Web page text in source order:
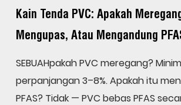
Kain Tenda PVC: Apakah
Mengupas, Atau Mengandung
SEBUAHpakah PVC meregang?
perpanjangan 3–8%. Apakah itu
PFAS? Tidak — PVC bebas PFAS